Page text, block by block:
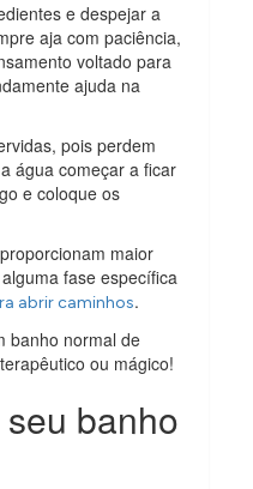
e despejar a
aja com paciência,
voltado para
ajuda na
pois perdem
água começar a ficar
e coloque os
maior
fase específica
abrir caminhos.
banho normal de
ou mágico!
banho